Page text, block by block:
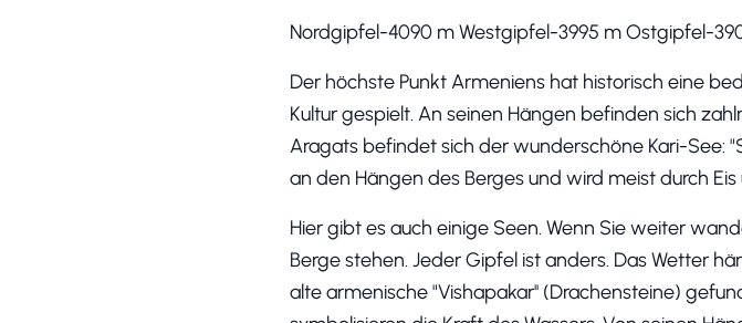
Nordgipfel-4090 m Westgipfel-3995 m Ostgipfel-
Der höchste Punkt Armeniens hat historisch eine
Kultur gespielt. An seinen Hängen befinden sich
Aragats befindet sich der wunderschöne Kari-See:
an den Hängen des Berges und wird meist durch
Hier gibt es auch einige Seen. Wenn Sie weiter
Berge stehen. Jeder Gipfel ist anders. Das Wetter
alte armenische "Vishapakar'' (Drachensteine)